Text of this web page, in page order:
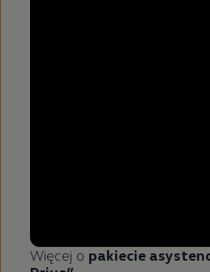
Więcej o pakiecie